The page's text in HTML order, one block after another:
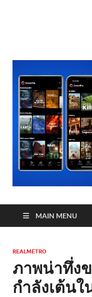
MAIN MENU
REALMETRO
ภาพน่าทึ่ง
กำลังเต้น